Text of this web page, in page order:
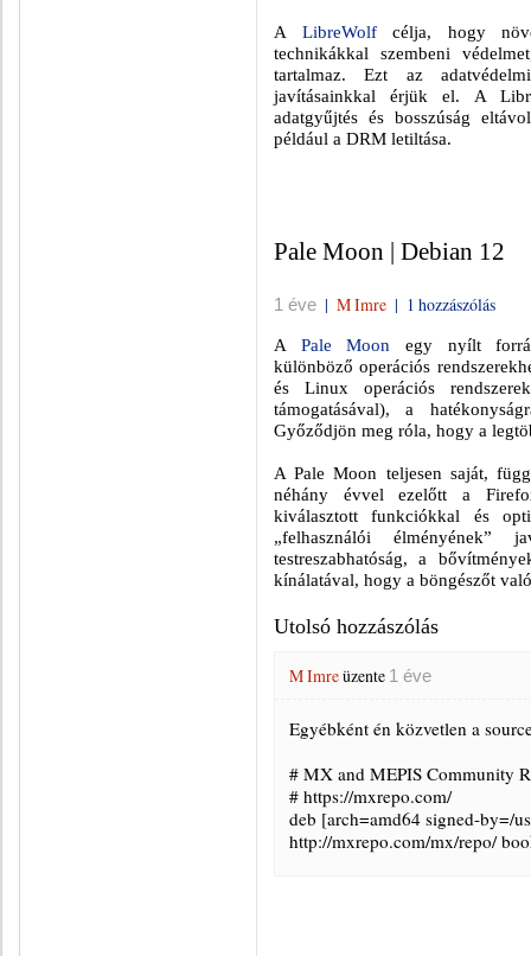
A LibreWolfcélja, hogy
technikákkal szembeni
tartalmaz. Ezt az
javításainkkal érjük el. A
adatgyűjtés és bosszúság
például a DRM letiltása.
Pale Moon | Debian 12
1 éve | M Imre | 1 hozzászólás
A Pale Moon egy nyílt
különböző operációs
és Linux operációs
támogatásával), a
Győződjön meg róla, hogy a
A Pale Moon teljesen saját,
néhány évvel ezelőtt a
kiválasztott funkciókkal és
„felhasználói
testreszabhatóság, a
kínálatával, hogy a böngészőt
Utolsó hozzászólás
M Imreüzente 1 éve
Egyébként én közvetlen a
# MX and MEPIS Community
# https://mxrepo.com/
deb [arch=amd64 signed-by=/
http://mxrepo.com/mx/repo/